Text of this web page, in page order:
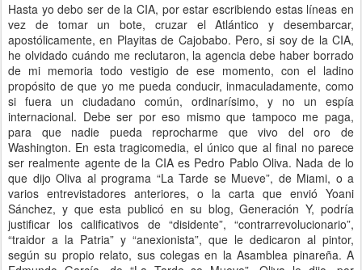
Hasta yo debo ser de la CIA, por estar escribiendo estas líneas en
vez de tomar un bote, cruzar el Atlántico y desembarcar,
apostólicamente, en Playitas de Cajobabo. Pero, si soy de la CIA,
he olvidado cuándo me reclutaron, la agencia debe haber borrado
de mi memoria todo vestigio de ese momento, con el ladino
propósito de que yo me pueda conducir, inmaculadamente, como
si fuera un ciudadano común, ordinarísimo, y no un espía
internacional. Debe ser por eso mismo que tampoco me paga,
para que nadie pueda reprocharme que vivo del oro de
Washington. En esta tragicomedia, el único que al final no parece
ser realmente agente de la CIA es Pedro Pablo Oliva. Nada de lo
que dijo Oliva al programa “La Tarde se Mueve”, de Miami, o a
varios entrevistadores anteriores, o la carta que envió Yoani
Sánchez, y que esta publicó en su blog, Generación Y, podría
justificar los calificativos de “disidente”, “contrarrevolucionario”,
“traidor a la Patria” y “anexionista”, que le dedicaron al pintor,
según su propio relato, sus colegas en la Asamblea pinareña. A